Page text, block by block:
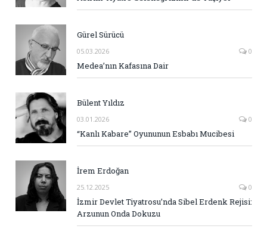
Gürel Sürücü
05.03.2026 0
Medea’nın Kafasına Dair
Bülent Yıldız
03.01.2026 0
“Kanlı Kabare” Oyununun Esbabı Mucibesi
İrem Erdoğan
25.12.2025 0
İzmir Devlet Tiyatrosu’nda Sibel Erdenk Rejisi:
Arzunun Onda Dokuzu